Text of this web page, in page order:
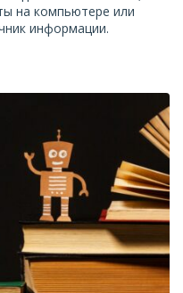
на компьютере или
информации.